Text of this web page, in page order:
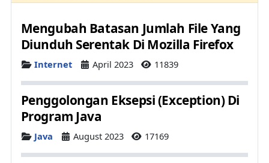
Mengubah Batasan Jumlah File Yang
Diunduh Serentak Di Mozilla Firefox
Details
Internet April 2023 11839
Penggolongan Eksepsi (Exception) Di
Program Java
Details
Java August 2023 17169